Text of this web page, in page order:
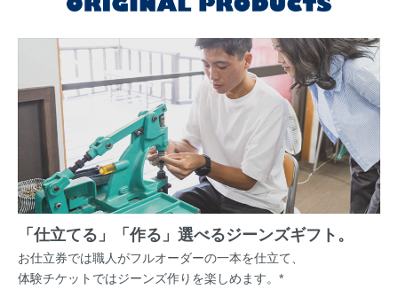
「仕立てる」「作る」選べるジーンズギフト。
お仕立券では職人がフルオーダーの一本を仕立て、
体験チケットではジーンズ作りを楽しめます。*